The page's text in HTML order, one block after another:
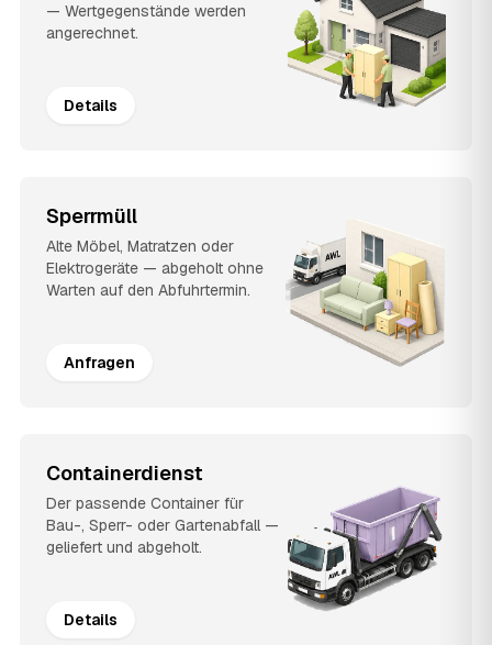
— Wertgegenstände werden
angerechnet.
Details
Sperrmüll
Alte Möbel, Matratzen oder
Elektrogeräte — abgeholt ohne
Warten auf den Abfuhrtermin.
Anfragen
Containerdienst
Der passende Container für
Bau-, Sperr- oder Gartenabfall —
geliefert und abgeholt.
Details